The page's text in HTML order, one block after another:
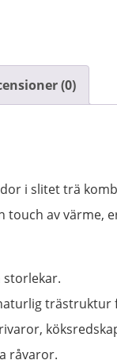
(0)
i slitet trä
av
storlekar.
råvaror.